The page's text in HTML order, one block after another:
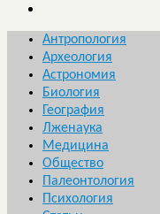
Антропология
Археология
Астрономия
Биология
География
Лженаука
Медицина
Общество
Палеонтология
Психология